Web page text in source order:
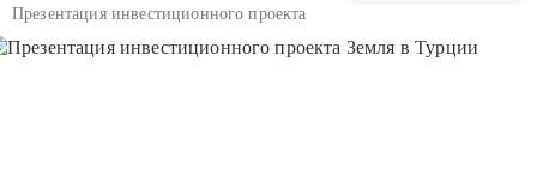
Презентация инвестиционного проекта